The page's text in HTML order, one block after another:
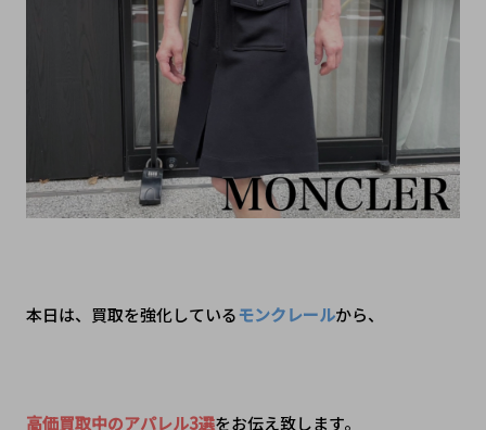
本日は、買取を強化しているモンクレールから、
高価買取中のアパレル3選をお伝え致します。